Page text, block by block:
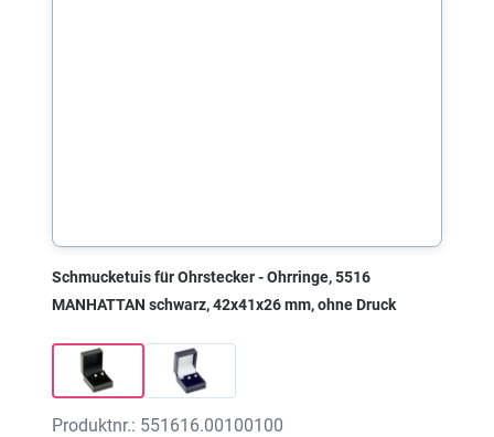
Schmucketuis für Ohrstecker - Ohrringe, 5516
MANHATTAN schwarz, 42x41x26 mm, ohne Druck
Produktnr.: 551616.00100100